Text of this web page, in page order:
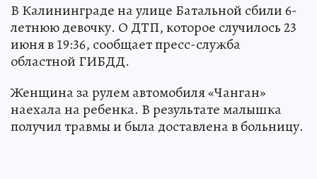
В Калининграде на улице Батальной сбили 6-
летнюю девочку. О ДТП, которое случилось 23
июня в 19:36, сообщает пресс-служба
областной ГИБДД.
Женщина за рулем автомобиля «Чанган»
наехала на ребенка. В результате малышка
получил травмы и была доставлена в больницу.